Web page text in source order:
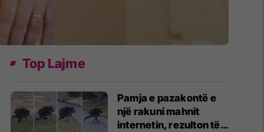
Top Lajme
Pamja e pazakontë e
një rakuni mahnit
internetin, rezulton të